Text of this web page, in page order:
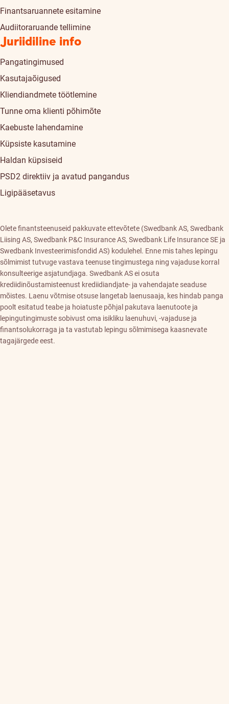
Finantsaruannete esitamine
Audiitoraruande tellimine
Juriidiline info
Pangatingimused
Kasutajaõigused
Kliendiandmete töötlemine
Tunne oma klienti põhimõte
Kaebuste lahendamine
Küpsiste kasutamine
Haldan küpsiseid
PSD2 direktiiv ja avatud pangandus
Ligipääsetavus
Olete finantsteenuseid pakkuvate ettevõtete (Swedbank AS, Swedbank
Liising AS, Swedbank P&C Insurance AS, Swedbank Life Insurance SE ja
Swedbank Investeerimisfondid AS) kodulehel. Enne mis tahes lepingu
sõlmimist tutvuge vastava teenuse tingimustega ning vajaduse korral
konsulteerige asjatundjaga. Swedbank AS ei osuta
krediidinõustamisteenust krediidiandjate- ja vahendajate seaduse
mõistes. Laenu võtmise otsuse langetab laenusaaja, kes hindab panga
poolt esitatud teabe ja hoiatuste põhjal pakutava laenutoote ja
lepingutingimuste sobivust oma isikliku laenuhuvi, -vajaduse ja
finantsolukorraga ja ta vastutab lepingu sõlmimisega kaasnevate
tagajärgede eest.